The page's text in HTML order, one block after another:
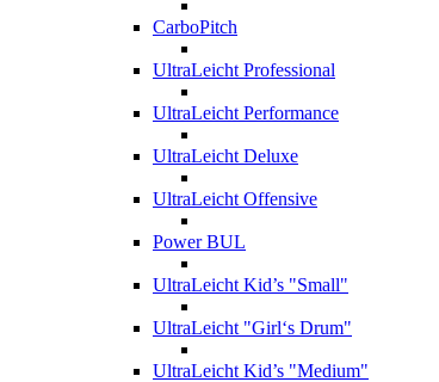
CarboPitch
UltraLeicht Professional
UltraLeicht Performance
UltraLeicht Deluxe
UltraLeicht Offensive
Power BUL
UltraLeicht Kid’s "Small"
UltraLeicht "Girl‘s Drum"
UltraLeicht Kid’s "Medium"